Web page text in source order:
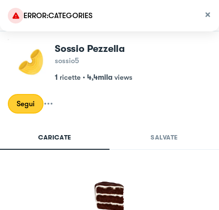
ERROR:CATEGORIES
Sossio Pezzella
sossio5
1 ricette • 4,4mila views
Segui
CARICATE SALVATE